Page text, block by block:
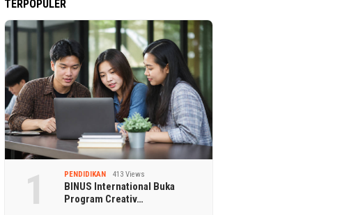
TERPOPULER
1 PENDIDIKAN 413 Views
BINUS International Buka
Program Creativ…